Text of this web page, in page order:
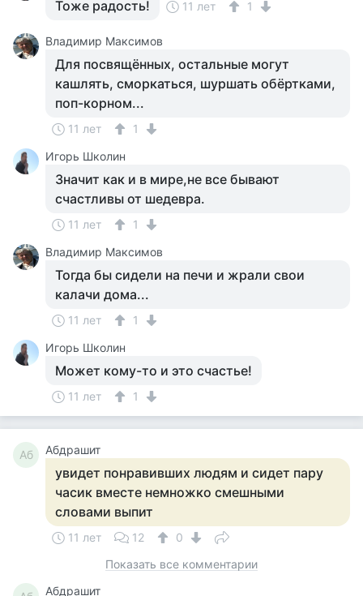
Тоже радость! 11 лет 1
Владимир Максимов
Для посвящённых, остальные могут
кашлять, сморкаться, шуршать обёртками,
поп-корном...
11 лет
1
Игорь Школин
Значит как и в мире,не все бывают
счастливы от шедевра.
11 лет
1
Владимир Максимов
Тогда бы сидели на печи и жрали свои
калачи дома...
11 лет
1
Игорь Школин
Может кому-то и это счастье!
11 лет 1
Аб Абдрашит
увидет понравивших людям и сидет пару
часик вместе немножко смешными
словами выпит
11 лет 12
0
Показать все комментарии
Абдрашит